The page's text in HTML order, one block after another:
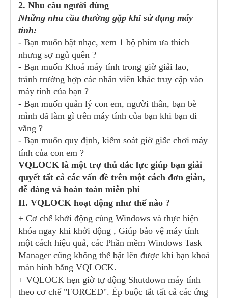
2. Nhu cầu người dùng
Những nhu cầu thường gặp khi sử dụng máy
tính:
- Bạn muốn bật nhạc, xem 1 bộ phim ưa thích
nhưng sợ ngủ quên ?
- Bạn muốn Khoá máy tính trong giờ giải lao,
tránh trường hợp các nhân viên khác truy cập vào
máy tính của bạn ?
- Bạn muốn quản lý con em, người thân, bạn bè
mình đã làm gì trên máy tính của bạn khi bạn đi
vắng ?
- Bạn muốn quy định, kiểm soát giờ giấc chơi máy
tính của con em ?
VQLOCK là một trợ thủ đắc lực giúp bạn giải
quyết tất cả các vấn đề trên một cách đơn giản,
dễ dàng và hoàn toàn miễn phí
II. VQLOCK hoạt động như thế nào ?
+ Cơ chế khởi động cùng Windows và thực hiện
khóa ngay khi khởi động , Giúp bảo vệ máy tính
một cách hiệu quả, các Phần mềm Windows Task
Manager cũng không thể bật lên được khi bạn khoá
màn hình bằng VQLOCK.
+ VQLOCK hẹn giờ tự động Shutdown máy tính
theo cơ chế "FORCED". Ép buộc tắt tất cả các ứng